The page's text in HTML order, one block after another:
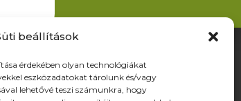
beállítások
érdekében olyan technológiákat
eszközadatokat tárolunk és/vagy
lehetővé teszi számunkra, hogy